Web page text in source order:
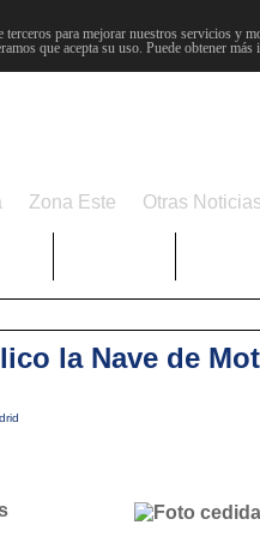
para mejorar nuestros servicios y
que acepta su uso. Puede obtener
Zona Este Otras Noticias
la Nave de